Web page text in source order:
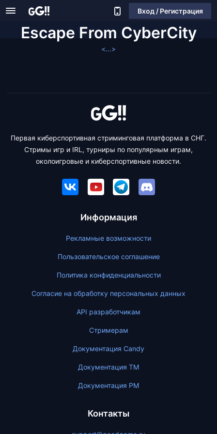
Вход / Регистрация
Escape From CyberCity
<...>
Первая киберспортивная стриминговая платформа в СНГ.
Стримы игр и IRL, турниры по популярным играм,
околоигровые и киберспортивные новости.
Информация
Рекламные возможности
Пользовательское соглашение
Политика конфиденциальности
Согласие на обработку персональных данных
API разработчикам
Стримерам
Документация Candy
Документация ТМ
Документация PM
Контакты